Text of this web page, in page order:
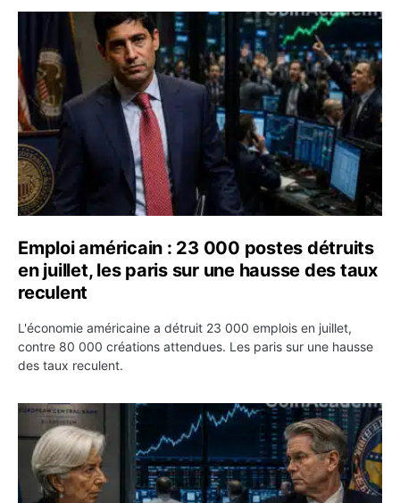
Emploi américain : 23 000 postes détruits en juillet, les
Emploi américain : 23 000 postes détruits
en juillet, les paris sur une hausse des taux
reculent
L'économie américaine a détruit 23 000 emplois en juillet,
contre 80 000 créations attendues. Les paris sur une hausse
des taux reculent.
Yen : Washington a vendu des euros sans prévenir la